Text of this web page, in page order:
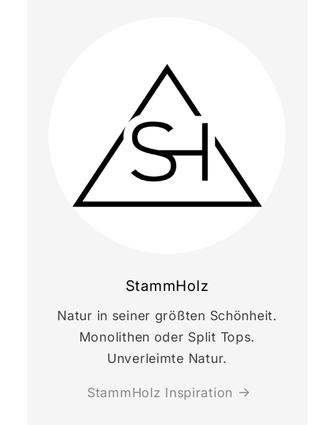
StammHolz
Natur in seiner größten Schönheit.
Monolithen oder Split Tops.
Unverleimte Natur.
StammHolz Inspiration